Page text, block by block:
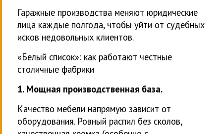
Гаражные производства меняют юридические
лица каждые полгода, чтобы уйти от судебных
исков недовольных клиентов.
«Белый список»: как работают честные
столичные фабрики
1. Мощная производственная база.
Качество мебели напрямую зависит от
оборудования. Ровный распил без сколов,